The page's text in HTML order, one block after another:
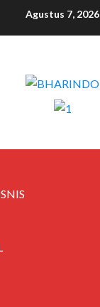
Agustus 7, 2026